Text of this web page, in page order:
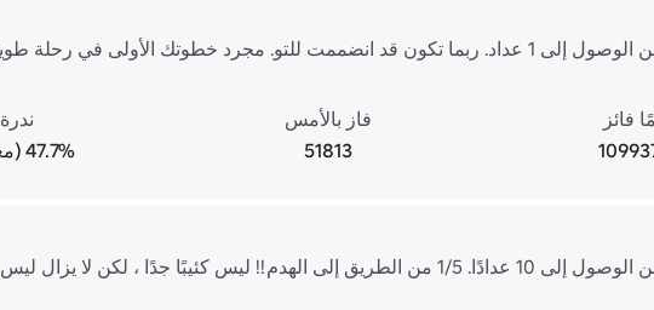
للتو. مجرد خطوتك الأولى في رحلة طويلة.
ندرة
47.7% (معتدل)
فاز بالأمس
51813
فائز
ليس كئيبًا جدًا ، لكن لا يزال ليس كثيرًا.